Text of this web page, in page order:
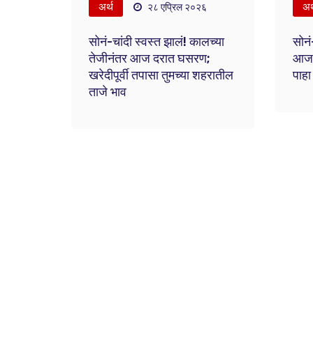
अर्थ २८ एप्रिल २०२६
सोनं-चांदी स्वस्त झालं! कालच्या
तेजीनंतर आज दरात घसरण;
खरेदीपूर्वी तपासा तुमच्या शहरातील
ताजे भाव